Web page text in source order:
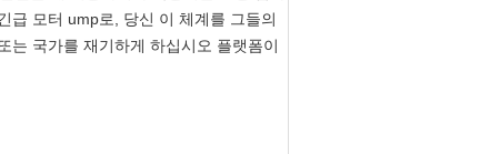
급 모터 ump로, 당신 이 체계를 그들의
는 국가를 재기하게 하십시오 플랫폼이